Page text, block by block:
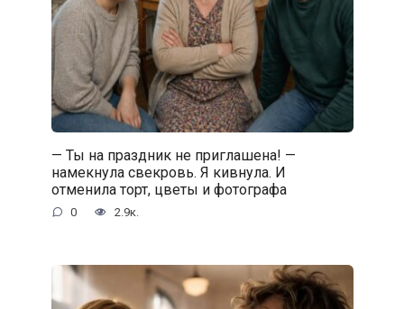
— Ты на праздник не приглашена! —
намекнула свекровь. Я кивнула. И
отменила торт, цветы и фотографа
0 2.9к.